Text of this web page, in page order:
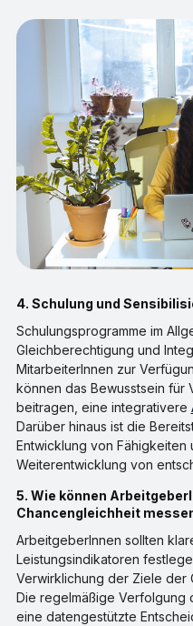
4. Schulung und
Schulungsprogramme im
Gleichberechtigung und
MitarbeiterInnen zur
können das Bewusstsein für
beitragen, eine integrativere
Darüber hinaus ist die
Entwicklung von
Weiterentwicklung von
5. Wie können ArbeitgeberInnen den Fortschritt bei der
Chancengleichheit
ArbeitgeberInnen sollten
Leistungsindikatoren
Verwirklichung der Ziele der
Die regelmäßige Verfolgung
eine datengestützte